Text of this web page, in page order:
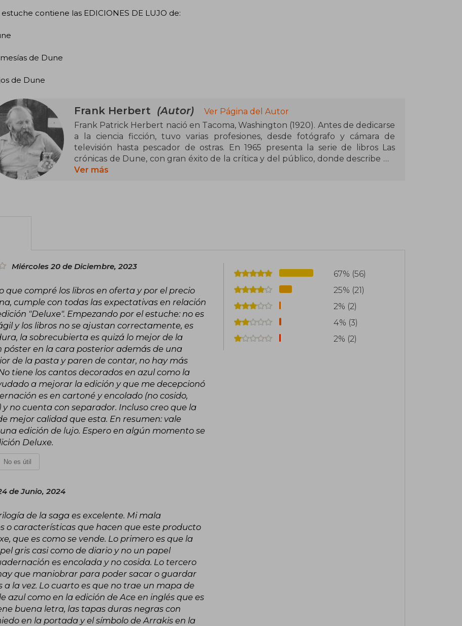
estuche contiene las EDICIONES DE LUJO de:
de Dune
de Dune
Frank Herbert (Autor)
Ver Página del Autor
Frank Patrick Herbert nació en Tacoma, Washington (1920). Antes de dedicarse
a la ciencia ficción, tuvo varias profesiones, desde fotógrafo y cámara de
televisión hasta pescador de ostras. En 1965 presenta la serie de libros Las
crónicas de Dune, con gran éxito de la crítica y del público, donde describe un
mundo imaginario con su propia política, ecología y estructura social.
Dune.
Ver más
Miércoles 20 de Diciembre, 2023
que compré los libros en oferta y por el precio
cumple con todas las expectativas en relación
"Deluxe". Empezando por el estuche: no es
y los libros no se ajustan correctamente, es
la sobrecubierta es quizá lo mejor de la
póster en la cara posterior además de una
de la pasta y paren de contar, no hay más
tiene los cantos decorados en azul como la
a mejorar la edición y que me decepcionó
es en cartoné y encolado (no cosido,
no cuenta con separador. Incluso creo que la
mejor calidad que esta. En resumen: vale
edición de lujo. Espero en algún momento se
Deluxe.
No es útil
de Junio, 2024
de la saga es excelente. Mi mala
o características que hacen que este producto
que es como se vende. Lo primero es que la
gris casi como de diario y no un papel
es encolada y no cosida. Lo tercero
que maniobrar para poder sacar o guardar
a la vez. Lo cuarto es que no trae un mapa de
azul como en la edición de Ace en inglés que es
buena letra, las tapas duras negras con
en la portada y el símbolo de Arrakis en la
67% (56)
25% (21)
2% (2)
4% (3)
2% (2)